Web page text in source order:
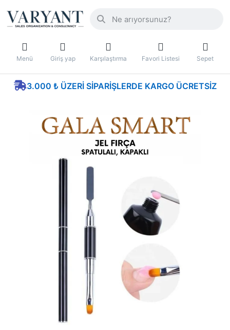
Menü Giriş yap Karşılaştırma Favori Listesi Sepet
3.000 ₺ ÜZERI SIPARIŞLERDE KARGO ÜCRETSIZ